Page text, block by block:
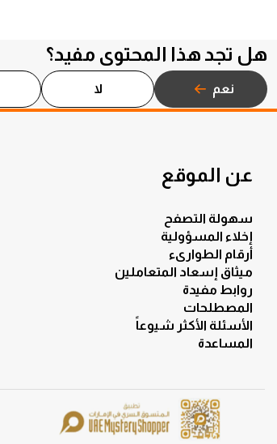
هل تجد هذا المحتوى مفيد؟
نعم لا
عن الموقع
سهولة التصفح
إخلاء المسؤولية
أرقام الطوارىء
ميثاق إسعاد المتعاملين
روابط مفيدة
المصطلحات
الأسئلة الأكثر شيوعاً
المساعدة